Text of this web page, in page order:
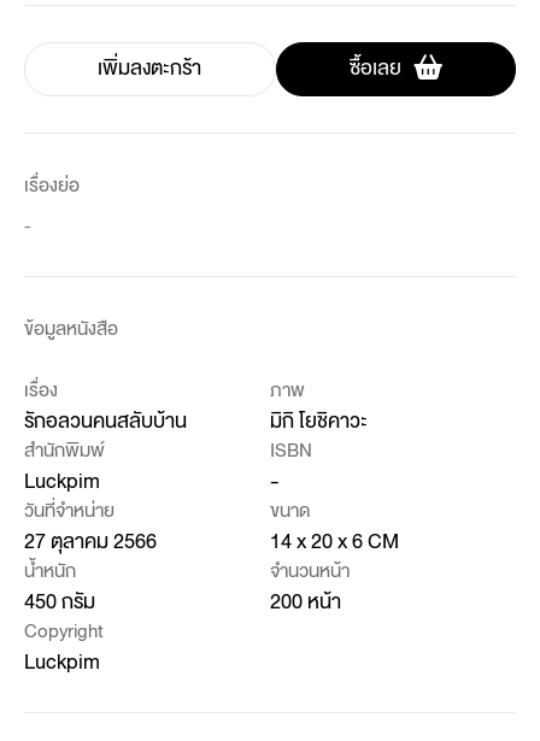
เพิ่มลงตะกร้า ซื้อเลย
เรื่องย่อ
-
ข้อมูลหนังสือ
เรื่อง
รักอลวนคนสลับบ้าน
ภาพ
มิกิ โยชิคาวะ
สำนักพิมพ์
Luckpim
ISBN
-
วันที่จำหน่าย
27 ตุลาคม 2566
ขนาด
14 x 20 x 6 CM
น้ำหนัก
450 กรัม
จำนวนหน้า
200 หน้า
Copyright
Luckpim